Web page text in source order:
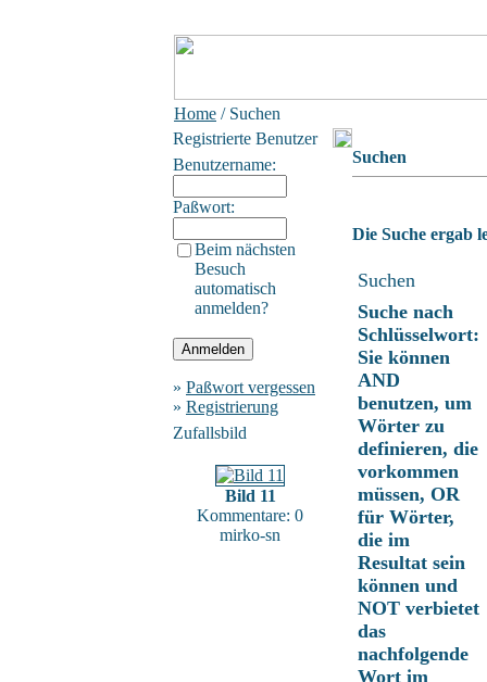
Home / Suchen
Registrierte Benutzer
Benutzername:
Paßwort:
Beim nächsten
Besuch
automatisch
anmelden?
» Paßwort vergessen
» Registrierung
Zufallsbild
Bild 11
Kommentare: 0
mirko-sn
Suchen
Die Suche ergab
Suchen
Suche nach
Schlüsselwort:
Sie können
AND
benutzen, um
Wörter zu
definieren, die
vorkommen
müssen, OR
für Wörter,
die im
Resultat sein
können und
NOT verbietet
das
nachfolgende
Wort im